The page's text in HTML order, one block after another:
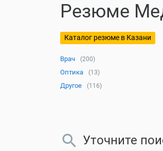
Резюме
Каталог резюме в Казани
Врач (200)
Оптика (13)
Другое (116)
Уточните